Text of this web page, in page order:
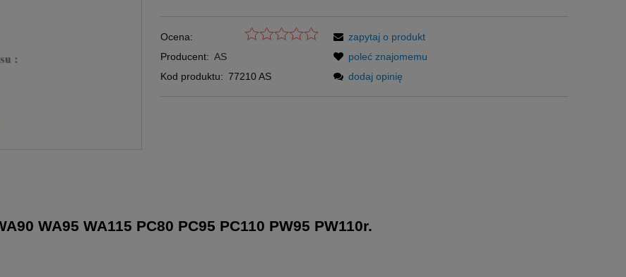
Ocena:
Producent: AS
Kod produktu: 77210 AS
zapytaj o produkt
poleć znajomemu
dodaj opinię
WA95 WA115 PC80 PC95 PC110 PW95 PW110r.